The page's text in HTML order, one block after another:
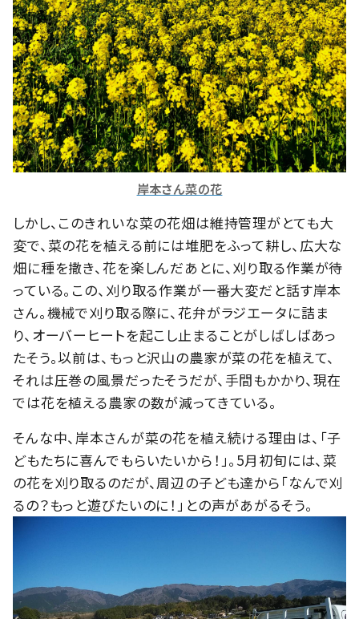
岸本さん菜の花
しかし、このきれいな菜の花畑は維持管理がとても大
変で、菜の花を植える前には堆肥をふって耕し、広大な
畑に種を撒き、花を楽しんだあとに、刈り取る作業が待
っている。この、刈り取る作業が一番大変だと話す岸本
さん。機械で刈り取る際に、花弁がラジエータに詰ま
り、オーバーヒートを起こし止まることがしばしばあっ
たそう。以前は、もっと沢山の農家が菜の花を植えて、
それは圧巻の風景だったそうだが、手間もかかり、現在
では花を植える農家の数が減ってきている。
そんな中、岸本さんが菜の花を植え続ける理由は、「子
どもたちに喜んでもらいたいから！」。5月初旬には、菜
の花を刈り取るのだが、周辺の子ども達から「なんで刈
るの？もっと遊びたいのに！」との声があがるそう。